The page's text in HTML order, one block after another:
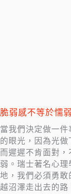
脆弱感不等於懦弱
當我們決定做一
的眼光，因為光
而遲遲不肯面對
弱。瑞士著名心
地，我們必須勇
越沼澤走出去的路